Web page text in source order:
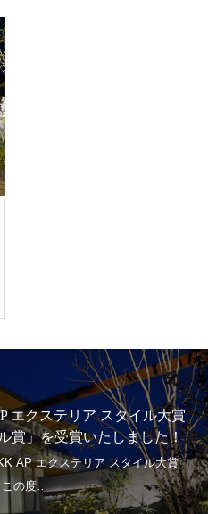
エクステリア スタイル大賞
賞」を受賞いたしました！